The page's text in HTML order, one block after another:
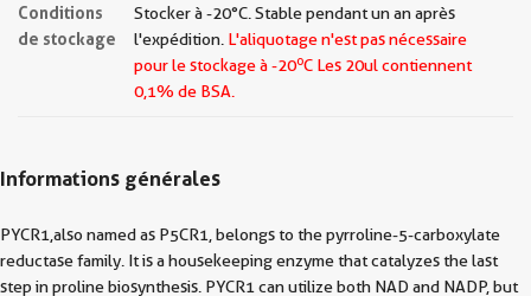
Conditions
de stockage
Stocker à -20°C. Stable pendant un an après
l'expédition. L'aliquotage n'est pas nécessaire
pour le stockage à -20oC Les 20ul contiennent
0,1% de BSA.
Informations générales
PYCR1,also named as P5CR1, belongs to the pyrroline-5-carboxylate
reductase family. It is a housekeeping enzyme that catalyzes the last
step in proline biosynthesis. PYCR1 can utilize both NAD and NADP, but